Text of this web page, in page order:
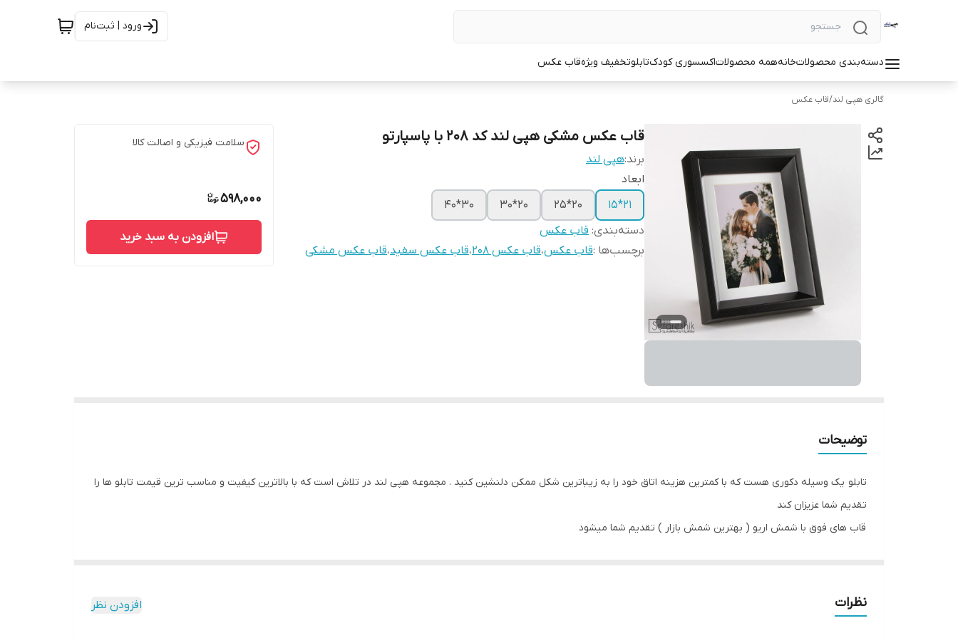
ورود | ثبت‌نام
دسته‌بندی محصولاتخانههمه محصولاتاکسسوری کودکتابلوتخفیف ویژهقاب عکس
گالری هپی لند/قاب عکس
قاب عکس مشکی هپی لند کد 208 با پاسپارتو
برند:هپی لند
ابعاد
21*15
20*25
20*30
30*40
دسته‌بندی: قاب عکس
برچسب‌ها :قاب عکس،قاب عکس ۲۰۸ ،قاب عکس سفید،قاب عکس مشکی
سلامت فیزیکی و اصالت کالا
598,000
افزودن به سبد خرید
توضیحات
تابلو یک وسیله دکوری هست که با کمترین هزینه اتاق خود را به زیباترین شکل ممکن دلنشین کنید . مجموعه هپی لند در تلاش است که با بالاترین کیفیت و مناسب ترین قیمت تابلو ها را
تقدیم شما عزیزان کند
قاب های فوق با شمش اریو ( بهترین شمش بازار ) تقدیم شما میشود
نظرات افزودن نظر